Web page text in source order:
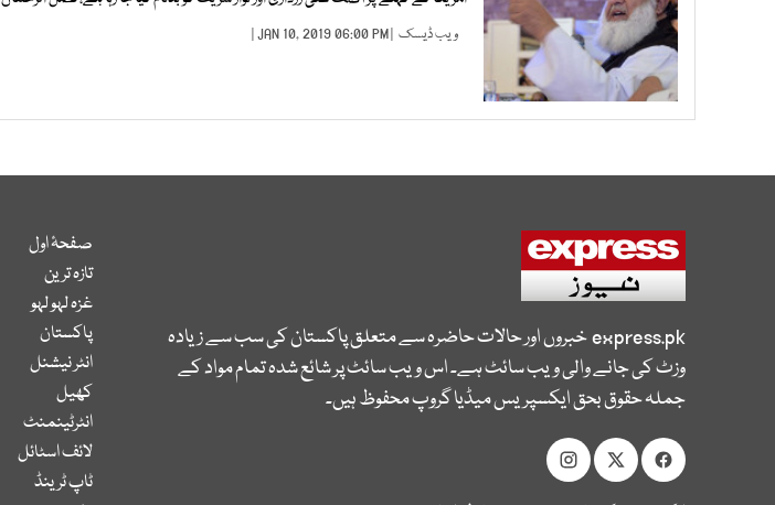
ویب ڈیسک | JAN 10, 2019 06:00 PM |
express.pkخبروں اور حالات حاضرہ سے متعلق پاکستان کی سب سے زیادہ
وزٹ کی جانے والی ویب سائٹ ہے۔ اس ویب سائٹ پر شائع شدہ تمام مواد کے
جملہ حقوق بحق ایکسپریس میڈیا گروپ محفوظ ہیں۔
صفحۂ اول
تازہ ترین
غزہ لہو لہو
پاکستان
انٹر نیشنل
کھیل
انٹرٹینمنٹ
لائف اسٹائل
ٹاپ ٹرینڈ